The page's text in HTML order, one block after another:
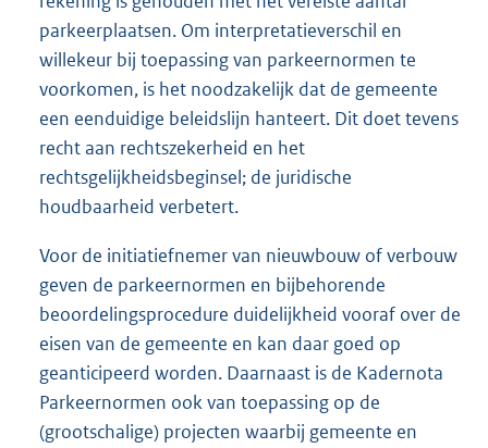
parkeerplaatsen. Om interpretatieverschil en
willekeur bij toepassing van parkeernormen te
voorkomen, is het noodzakelijk dat de gemeente
een eenduidige beleidslijn hanteert. Dit doet tevens
recht aan rechtszekerheid en het
rechtsgelijkheidsbeginsel; de juridische
houdbaarheid verbetert.
Voor de initiatiefnemer van nieuwbouw of verbouw
geven de parkeernormen en bijbehorende
beoordelingsprocedure duidelijkheid vooraf over de
eisen van de gemeente en kan daar goed op
geanticipeerd worden. Daarnaast is de Kadernota
Parkeernormen ook van toepassing op de
(grootschalige) projecten waarbij gemeente en